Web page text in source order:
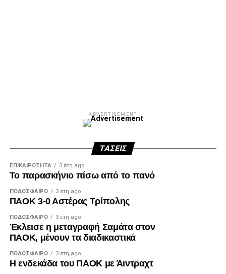
ADVERTISEMENT
ΤΆΣΕΙΣ
ΕΠΙΚΑΙΡΌΤΗΤΑ 3 έτη ago
Το παρασκήνιο πίσω από το πανό
ΠΟΔΌΣΦΑΙΡΟ 3 έτη ago
ΠΑΟΚ 3-0 Αστέρας Τρίπολης
ΠΟΔΌΣΦΑΙΡΟ 3 έτη ago
Έκλεισε η μεταγραφή Σαμάτα στον
ΠΑΟΚ, μένουν τα διαδικαστικά
ΠΟΔΌΣΦΑΙΡΟ 3 έτη ago
Η ενδεκάδα του ΠΑΟΚ με Άιντραχτ